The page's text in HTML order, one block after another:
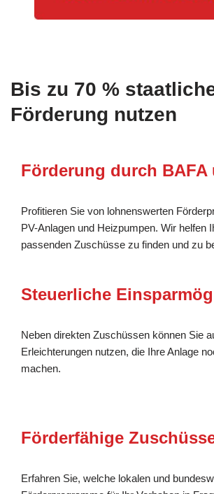
Bis zu 70 %
Förderung nutzen
Förderung durch BAFA
Profitieren Sie von lohnenswerten
PV-Anlagen und Heizpumpen. Wir helfen
passenden Zuschüsse zu finden und zu
Steuerliche
Neben direkten Zuschüssen können Sie
Erleichterungen nutzen, die Ihre Anlage
machen.
Förderfähige
Erfahren Sie, welche lokalen und